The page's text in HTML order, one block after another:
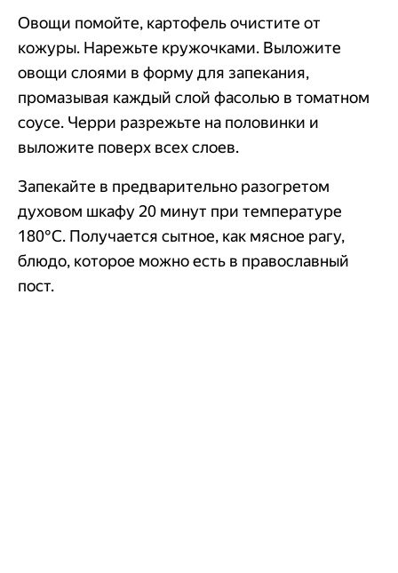
Овощи помойте, картофель очистите от
кожуры. Нарежьте кружочками. Выложите
овощи слоями в форму для запекания,
промазывая каждый слой фасолью в томатном
соусе. Черри разрежьте на половинки и
выложите поверх всех слоев.
Запекайте в предварительно разогретом
духовом шкафу 20 минут при температуре
180°C. Получается сытное, как мясное рагу,
блюдо, которое можно есть в православный
пост.